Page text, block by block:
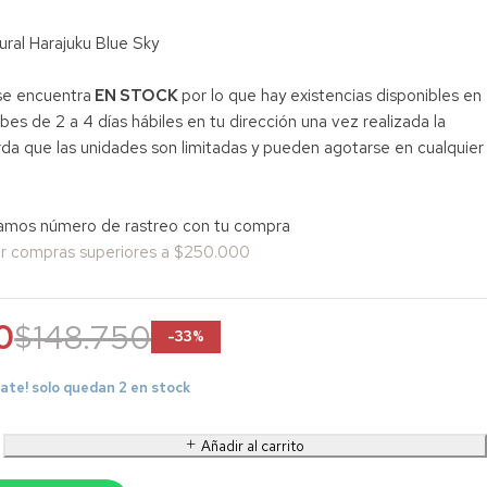
Harajuku Blue Sky
encuentra EN STOCKpor lo que hay existencias disponibles en
de 2 a 4 días hábiles en tu dirección una vez realizada la
que las unidades son limitadas y pueden agotarse en cualquier
número de rastreo con tu compra
compras superiores a $250.000
$148.750 -33%
solo quedan 2 en stock
Añadir al carrito